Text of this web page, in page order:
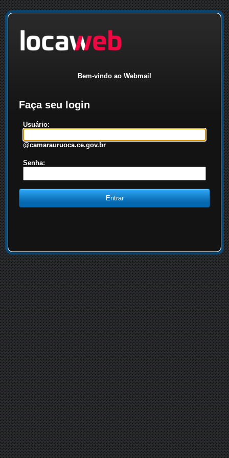
Bem-vindo ao Webmail
Faça seu login
Usuário:
@camarauruoca.ce.gov.br
Senha: